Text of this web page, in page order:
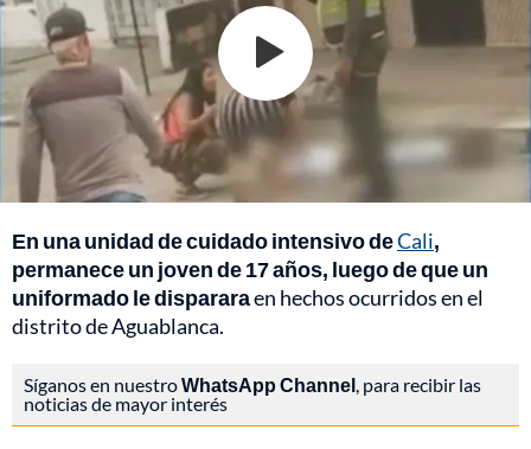
En una unidad de cuidado intensivo deCali,
permanece un joven de 17 años, luego de que un
uniformado le dispararaen hechos ocurridos en el
distrito de Aguablanca.
Síganos en nuestroWhatsApp Channel , para recibir las
noticias de mayor interés